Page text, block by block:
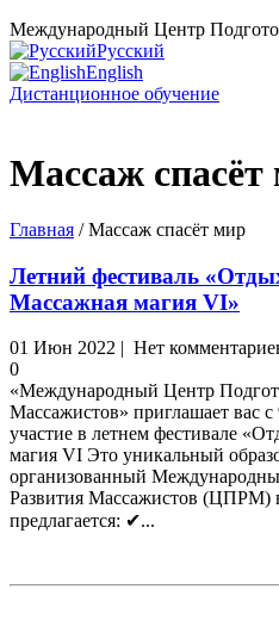
Международный Центр
Русский
English
Дистанционное обучение
Массаж спасёт
Главная / Массаж спасёт мир
Летний фестиваль
Массажная магия VI»
01 Июн 2022 | Нет
0
«Международный Центр
Массажистов» приглашает вас
участие в летнем фестивале
магия VI Это уникальный
организованный
Развития Массажистов (ЦПРМ)
предлагается: ✔...